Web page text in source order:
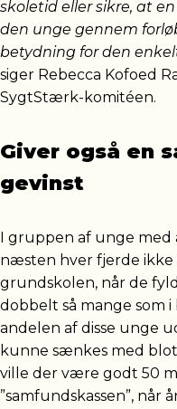
skoletid eller sikre, at
den unge gennem
betydning for den
siger Rebecca Kofoed
SygtStærk-komitéen.
Giver også en
gevinst
I gruppen af unge med
næsten hver fjerde
grundskolen, når de
dobbelt så mange som
andelen af disse unge
kunne sænkes med
ville der være godt 50
”samfundskassen”, når